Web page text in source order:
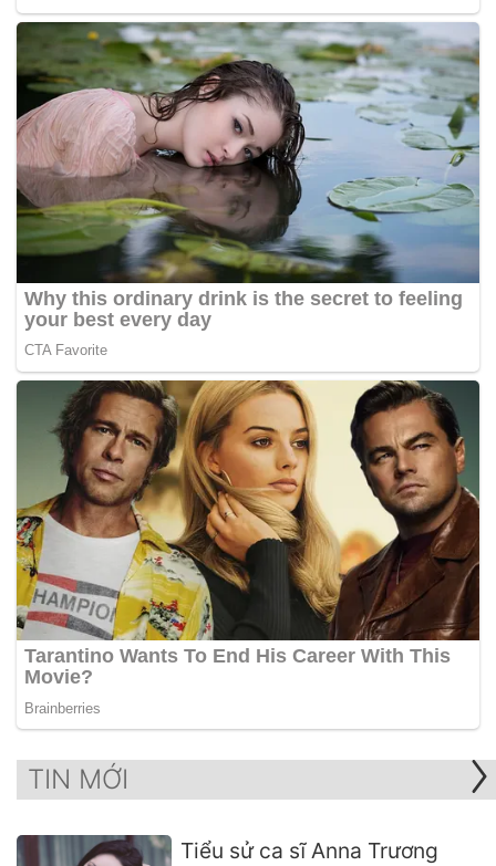
TIN MỚI
Tiểu sử ca sĩ Anna Trương